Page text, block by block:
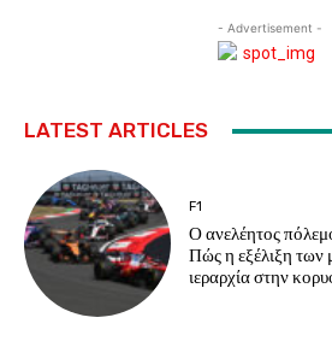
- Advertisement -
LATEST ARTICLES
F1
Ο ανελέητος
Πώς η εξέλιξη των
ιεραρχία στην